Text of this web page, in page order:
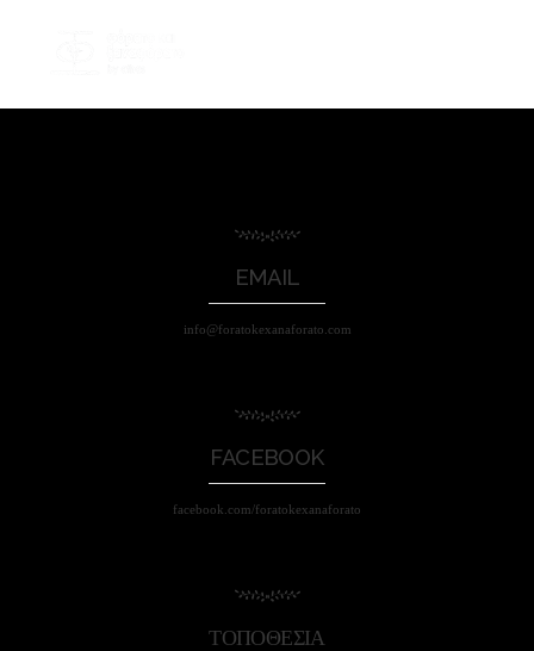
EMAIL
info@foratokexanaforato.com
FACEBOOK
facebook.com/foratokexanaforato
ΤΟΠΟΘΕΣΊΑ